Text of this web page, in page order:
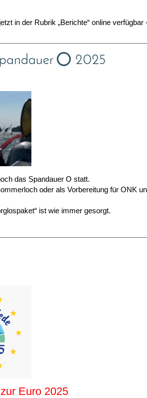
in der Rubrik „Berichte“ online verfügbar
⭕ 2025
das Spandauer O statt.
oder als Vorbereitung für ONK
ist wie immer gesorgt.
Euro 2025